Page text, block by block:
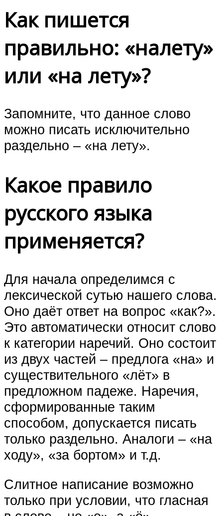
Как пишется
правильно: «налету»
или «на лету»?
Запомните, что данное слово
можно писать исключительно
раздельно – «на лету».
Какое правило
русского языка
применяется?
Для начала определимся с
лексической сутью нашего слова.
Оно даёт ответ на вопрос «как?».
Это автоматически относит слово
к категории наречий. Оно состоит
из двух частей – предлога «на» и
существительного «лёт» в
предложном падеже. Наречия,
сформированные таким
способом, допускается писать
только раздельно. Аналоги – «на
ходу», «за бортом» и т.д.
Слитное написание возможно
только при условии, что гласная